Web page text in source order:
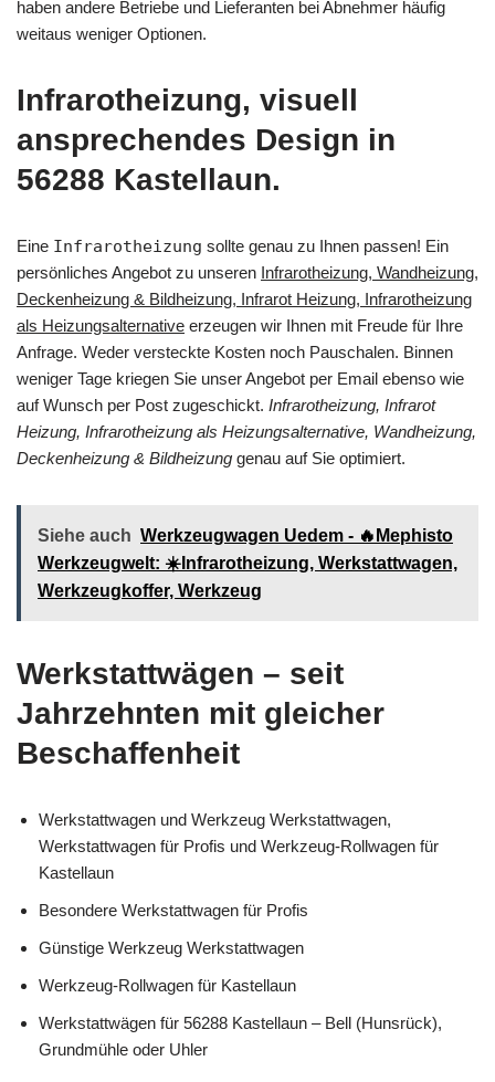
haben andere Betriebe und Lieferanten bei Abnehmer häufig
weitaus weniger Optionen.
Infrarotheizung, visuell
ansprechendes Design in
56288 Kastellaun.
Eine Infrarotheizung sollte genau zu Ihnen passen! Ein
persönliches Angebot zu unseren Infrarotheizung, Wandheizung,
Deckenheizung & Bildheizung, Infrarot Heizung, Infrarotheizung
als Heizungsalternative erzeugen wir Ihnen mit Freude für Ihre
Anfrage. Weder versteckte Kosten noch Pauschalen. Binnen
weniger Tage kriegen Sie unser Angebot per Email ebenso wie
auf Wunsch per Post zugeschickt. Infrarotheizung, Infrarot
Heizung, Infrarotheizung als Heizungsalternative, Wandheizung,
Deckenheizung & Bildheizung genau auf Sie optimiert.
Siehe auch Werkzeugwagen Uedem - 🔥Mephisto
Werkzeugwelt: ☀️Infrarotheizung, Werkstattwagen,
Werkzeugkoffer, Werkzeug
Werkstattwägen – seit
Jahrzehnten mit gleicher
Beschaffenheit
Werkstattwagen und Werkzeug Werkstattwagen,
Werkstattwagen für Profis und Werkzeug-Rollwagen für
Kastellaun
Besondere Werkstattwagen für Profis
Günstige Werkzeug Werkstattwagen
Werkzeug-Rollwagen für Kastellaun
Werkstattwägen für 56288 Kastellaun – Bell (Hunsrück),
Grundmühle oder Uhler